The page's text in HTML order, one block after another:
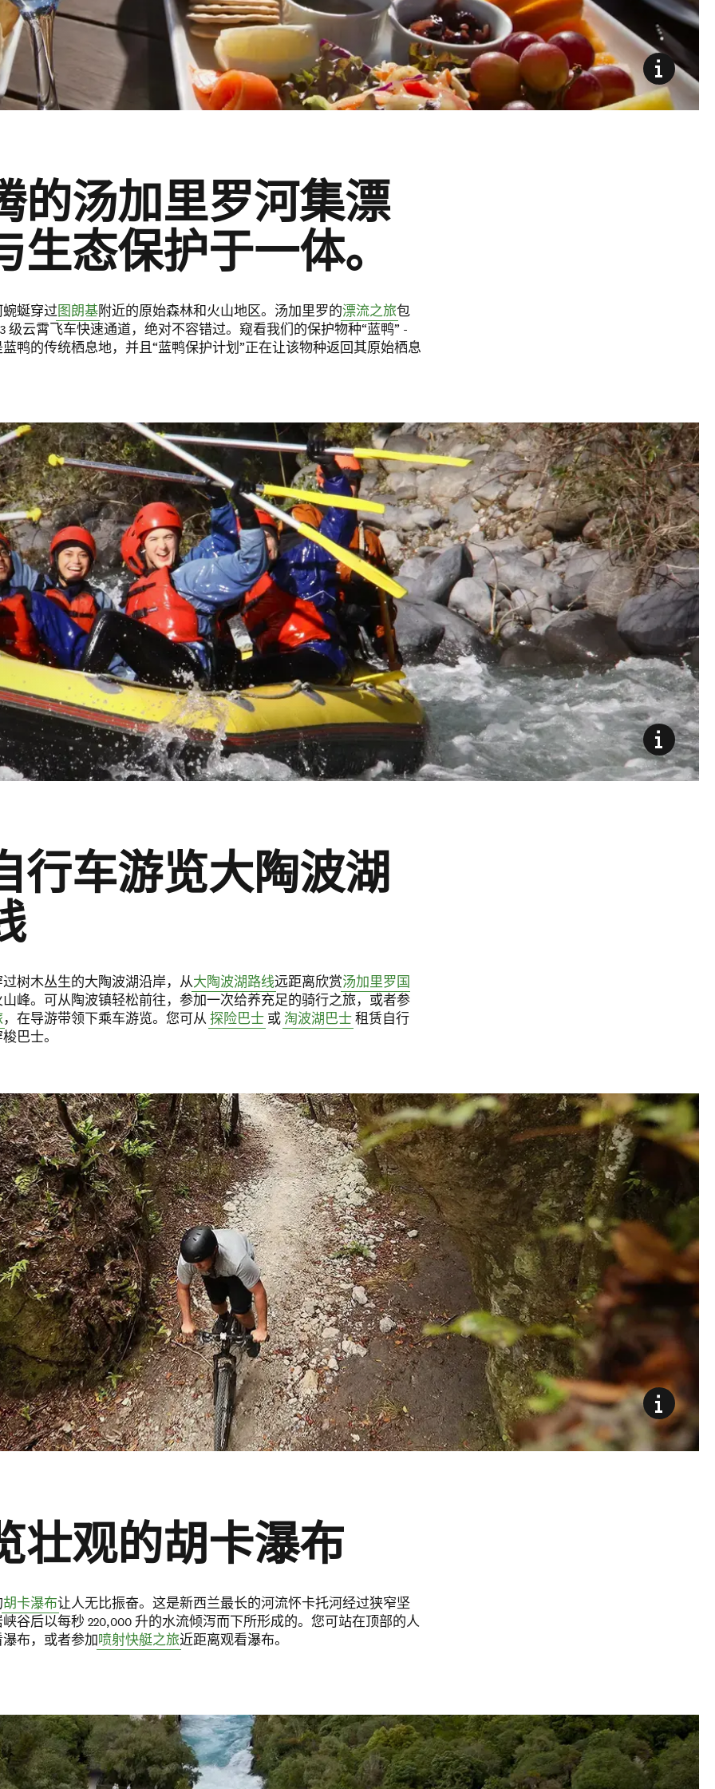
的汤加里罗河集漂
生态保护于一体。
蜒穿过图朗基附近的原始森林和火山地区。汤加里罗的漂流之旅包
级云霄飞车快速通道，绝对不容错过。窥看我们的保护物种“蓝鸭” -
鸭的传统栖息地，并且“蓝鸭保护计划”正在让该物种返回其原始栖息
行车游览大陶波湖
树木丛生的大陶波湖沿岸，从大陶波湖路线远距离欣赏汤加里罗国
山峰。可从陶波镇轻松前往，参加一次给养充足的骑行之旅，或者参
，在导游带领下乘车游览。您可从 探险巴士 或 淘波湖巴士 租赁自行
巴士。
壮观的胡卡瀑布
胡卡瀑布让人无比振奋。这是新西兰最长的河流怀卡托河经过狭窄坚
谷后以每秒 220,000 升的水流倾泻而下所形成的。您可站在顶部的人
布，或者参加喷射快艇之旅近距离观看瀑布。